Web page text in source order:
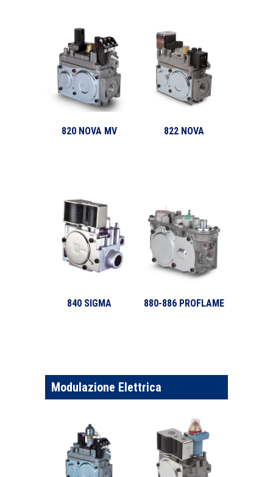
820 NOVA MV 822 NOVA
840 SIGMA 880-886 PROFLAME
Modulazione Elettrica